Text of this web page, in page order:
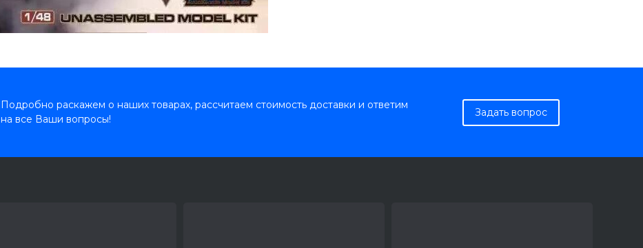
Подробно раскажем о наших товарах, рассчитаем стоимость доставки и ответим
на все Ваши вопросы!
Задать вопрос